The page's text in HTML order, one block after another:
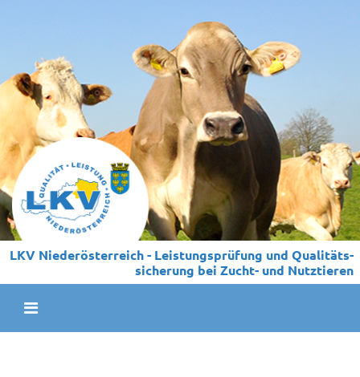
LKV Niederösterreich - Leistungs­prüfung und Qualitäts­
sicherung bei Zucht- und Nutztieren